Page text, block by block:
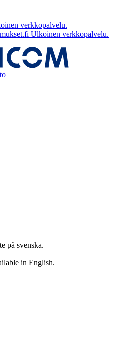
verkkopalvelu.
Ulkoinen verkkopalvelu.
på svenska.
in English.